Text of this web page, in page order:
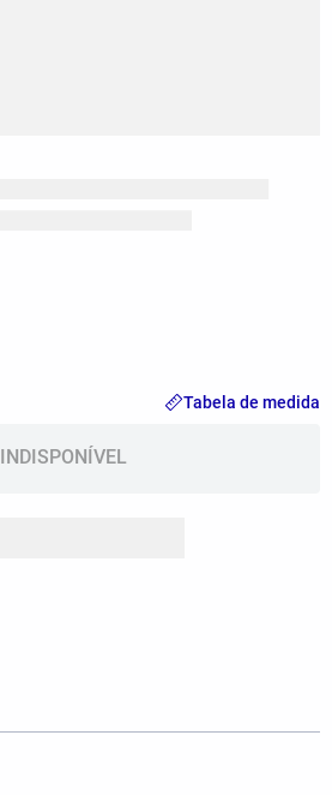
Tabela de medida
INDISPONÍVEL